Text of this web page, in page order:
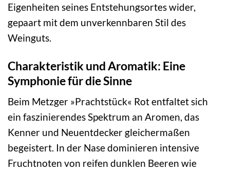
Eigenheiten seines Entstehungsortes wider,
gepaart mit dem unverkennbaren Stil des
Weinguts.
Charakteristik und Aromatik: Eine
Symphonie für die Sinne
Beim Metzger »Prachtstück« Rot entfaltet sich
ein faszinierendes Spektrum an Aromen, das
Kenner und Neuentdecker gleichermaßen
begeistert. In der Nase dominieren intensive
Fruchtnoten von reifen dunklen Beeren wie